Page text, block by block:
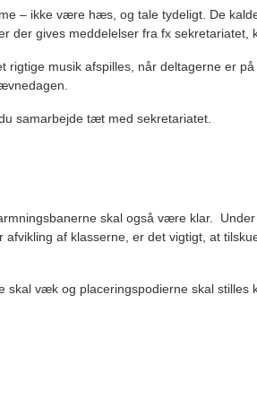
– ikke være hæs, og tale tydeligt. De
gives meddelelser fra fx sekretariatet,
musik afspilles, når deltagerne er
samarbejde tæt med sekretariatet.
skal også være klar.
af klasserne, er det vigtigt, at
væk og placeringspodierne skal